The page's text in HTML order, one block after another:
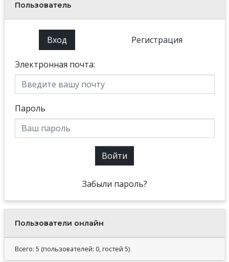
Пользователь
Вход Регистрация
Электронная почта:
Пароль
Войти
Забыли пароль?
Пользователи онлайн
Всего: 5 (пользователей: 0, гостей 5)